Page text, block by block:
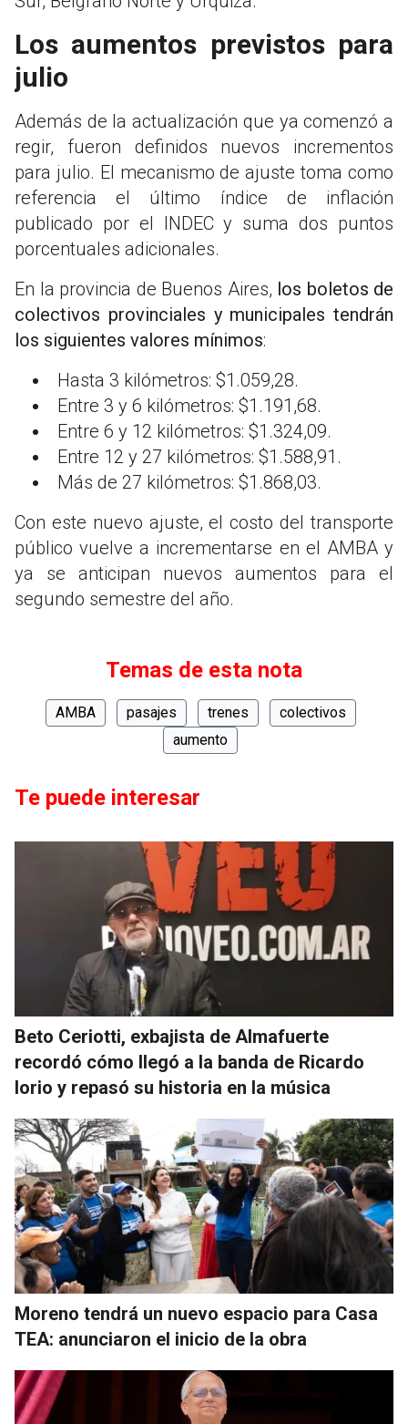
Los aumentos previstos para
julio
Además de la actualización que ya comenzó a
regir, fueron definidos nuevos incrementos
para julio. El mecanismo de ajuste toma como
referencia el último índice de inflación
publicado por el INDEC y suma dos puntos
porcentuales adicionales.
En la provincia de Buenos Aires, los boletos de
colectivos provinciales y municipales tendrán
los siguientes valores mínimos:
Hasta 3 kilómetros: $1.059,28.
Entre 3 y 6 kilómetros: $1.191,68.
Entre 6 y 12 kilómetros: $1.324,09.
Entre 12 y 27 kilómetros: $1.588,91.
Más de 27 kilómetros: $1.868,03.
Con este nuevo ajuste, el costo del transporte
público vuelve a incrementarse en el AMBA y
ya se anticipan nuevos aumentos para el
segundo semestre del año.
Temas de esta nota
AMBA pasajes trenes
colectivos
aumento
Te puede interesar
Beto Ceriotti, exbajista de Almafuerte
recordó cómo llegó a la banda de Ricardo
Iorio y repasó su historia en la música
Moreno tendrá un nuevo espacio para Casa
TEA: anunciaron el inicio de la obra